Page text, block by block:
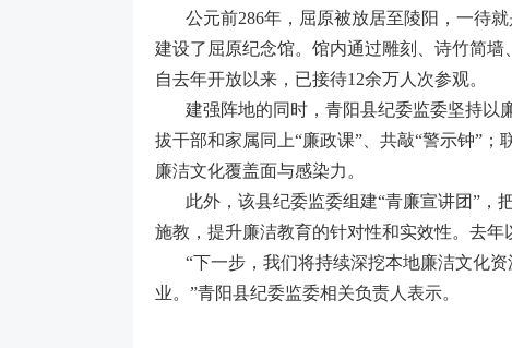
公元前286年，屈原被放居至陵阳，一待
建设了屈原纪念馆。馆内通过雕刻、诗竹简
自去年开放以来，已接待12余万人次参观。
建强阵地的同时，青阳县纪委监委坚持以
拔干部和家属同上“廉政课”、共敲“警示钟”
廉洁文化覆盖面与感染力。
此外，该县纪委监委组建“青廉宣讲团”，
施教，提升廉洁教育的针对性和实效性。去年
“下一步，我们将持续深挖本地廉洁文化
业。”青阳县纪委监委相关负责人表示。